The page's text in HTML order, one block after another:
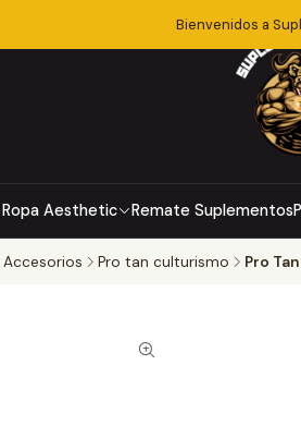
Ropa Aesthetic Remate Suplementos
Bienvenidos a
Accesorios Pro tan culturismo Pro